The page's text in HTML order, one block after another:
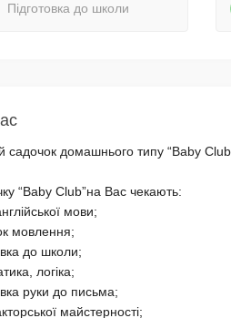
Підготовка до школи
садочок домашнього типу “Baby
“Baby Club”на Вас чекають:
мови;
мовлення;
до школи;
логіка;
руки до письма;
майстерності;